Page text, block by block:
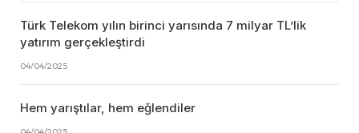
Türk Telekom yılın birinci yarısında 7 milyar TL’lik
yatırım gerçekleştirdi
04/04/2025
Hem yarıştılar, hem eğlendiler